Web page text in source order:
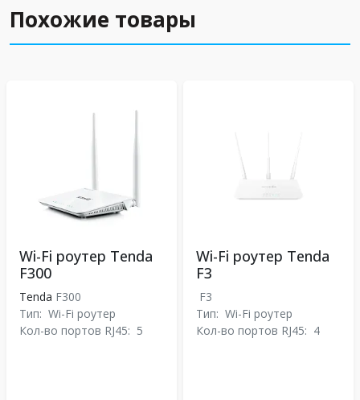
Похожие товары
Wi-Fi роутер Tenda
F300
Tenda F300
Тип: Wi-Fi роутер
Кол-во портов RJ45: 5
Wi-Fi роутер Tenda
F3
F3
Тип: Wi-Fi роутер
Кол-во портов RJ45: 4